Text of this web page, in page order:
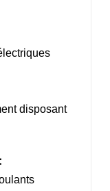
disposant